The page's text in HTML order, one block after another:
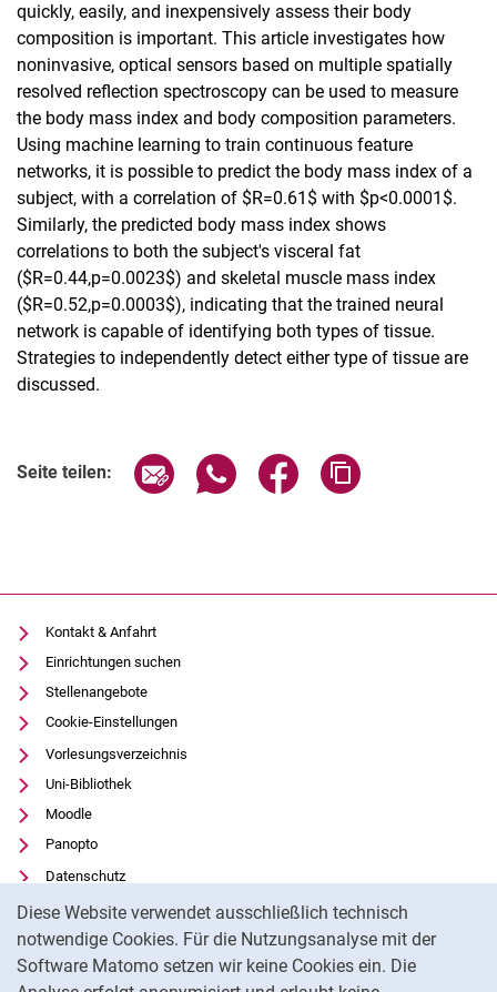
Diese Website verwendet ausschließlich technisch
notwendige Cookies. Für die Nutzungsanalyse mit der
Software Matomo setzen wir keine Cookies ein. Die
quickly, easily, and inexpensively assess their body
composition is important. This article investigates how
noninvasive, optical sensors based on multiple spatially
resolved reflection spectroscopy can be used to measure
the body mass index and body composition parameters.
Using machine learning to train continuous feature
networks, it is possible to predict the body mass index of a
subject, with a correlation of $R=0.61$ with $p<0.0001$.
Similarly, the predicted body mass index shows
correlations to both the subject's visceral fat
($R=0.44,p=0.0023$) and skeletal muscle mass index
($R=0.52,p=0.0003$), indicating that the trained neural
network is capable of identifying both types of tissue.
Strategies to independently detect either type of tissue are
discussed.
Seite teilen: Seite über E-Mail teilen
Seite über WhatsApp teilen
Seite über Facebook
Kontakt & Anfahrt
Einrichtungen suchen
Stellenangebote
Cookie-Einstellungen
Vorlesungsverzeichnis
Uni-Bibliothek
Moodle
Panopto
Datenschutz
Barrierefreiheit
Transparenter KI-Einsatz
Impressum